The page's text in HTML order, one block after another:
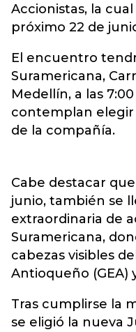
Accionistas, la
próximo 22 de
El encuentro
Suramericana,
Medellín, a las
contemplan elegir
de la compañía.
Cabe destacar
junio, también se
extraordinaria de
Suramericana,
cabezas visibles
Antioqueño (GEA)
Tras cumplirse la
se eligió la nueva